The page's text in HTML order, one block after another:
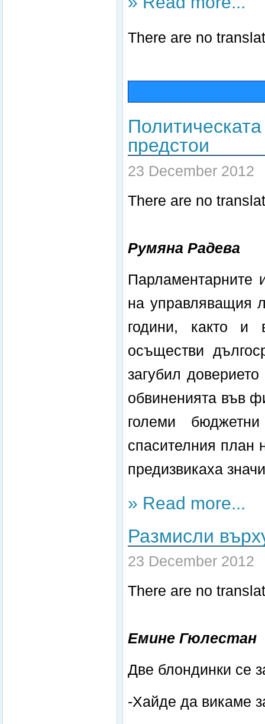
There are no
предстои
23 December 2012
There are no
Румяна Радева
Парламентарните
на управляващия
години, както и
осъществи
загубил
обвиненията във
големи
спасителния план
предизвикаха
» Read more...
Размисли
23 December 2012
There are no
Емине Гюлестан
Две блондинки се
-Хайде да викаме